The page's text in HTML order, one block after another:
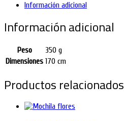
Información adicional
Información adicional
Peso
350 g
Dimensiones 170 cm
Productos relacionados